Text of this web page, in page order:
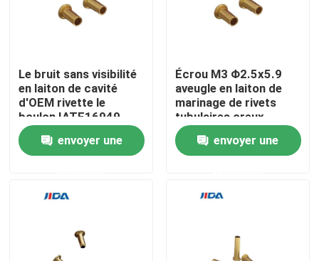
Visite de l'usine
Contrôle qualité
Nous contacter
Demandez un devis
Le bruit sans visibilité
en laiton de cavité
d'OEM rivette le
boulon IATF16949
envoyer une
Écrou M3 Φ2.5x5.9
aveugle en laiton de
marinage de rivets
tubulaires creux
envoyer une